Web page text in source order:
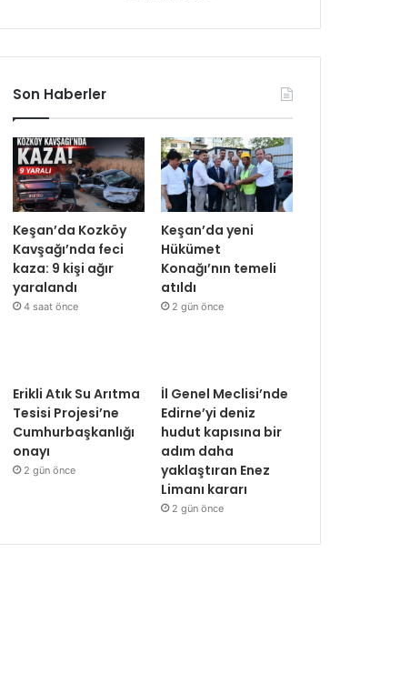
Son Haberler
Keşan’da Kozköy
Kavşağı’nda feci
kaza: 9 kişi ağır
yaralandı
4 saat önce
Keşan’da yeni
Hükümet
Konağı’nın temeli
atıldı
2 gün önce
Erikli Atık Su Arıtma
Tesisi Projesi’ne
Cumhurbaşkanlığı
onayı
2 gün önce
İl Genel Meclisi’nde
Edirne’yi deniz
hudut kapısına bir
adım daha
yaklaştıran Enez
Limanı kararı
2 gün önce